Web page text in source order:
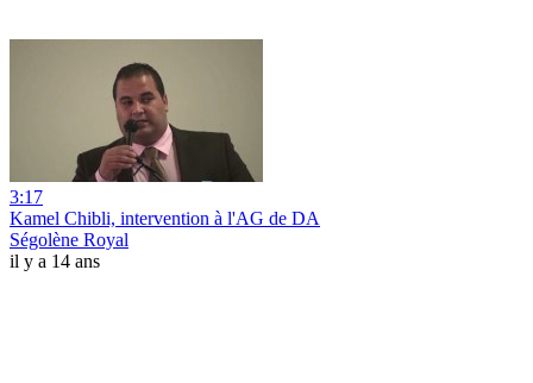
3:17
Kamel Chibli, intervention à l'AG de DA
Ségolène Royal
il y a 14 ans